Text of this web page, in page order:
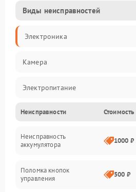
Виды неисправностей
Электроника
Камера
Электропитание
Память/Носитель
Хранение данных
Неисправности Стоимость
Неисправность
аккумулятора
1000 ₽
Поломка кнопок
управления
500 ₽